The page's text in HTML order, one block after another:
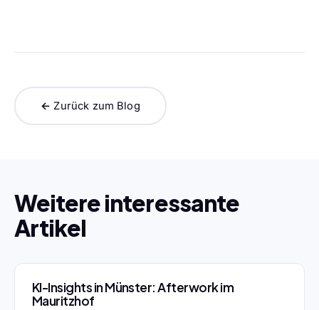
← Zurück zum Blog
Weitere interessante
Artikel
KI-Insights in Münster: Afterwork im
Mauritzhof